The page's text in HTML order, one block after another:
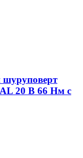
20 В 66 Нм с